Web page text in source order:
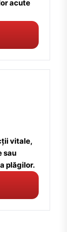
acute
vitale,
sau
plăgilor.